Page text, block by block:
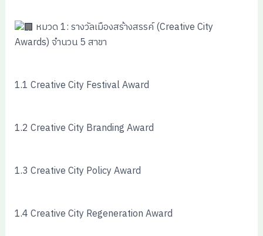
หมวด 1: รางวัลเมืองสร้างสรรค์ (Creative City
Awards) จำนวน 5 สาขา
1.1 Creative City Festival Award
1.2 Creative City Branding Award
1.3 Creative City Policy Award
1.4 Creative City Regeneration Award